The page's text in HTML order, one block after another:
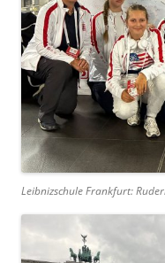
Leibnizschule Frankfurt: